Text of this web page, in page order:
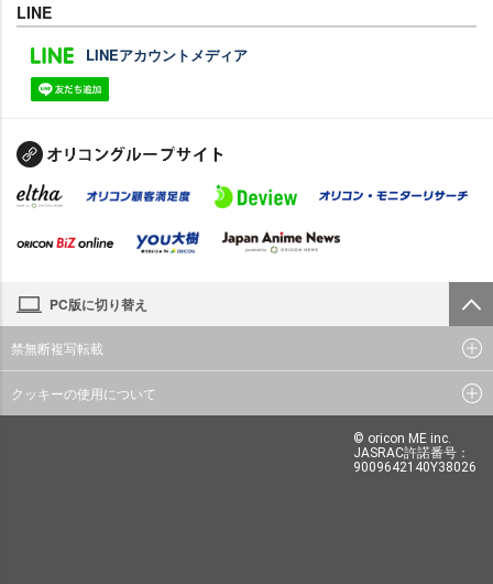
LINE
LINEアカウントメディア
PC版に切り替え
禁無断複写転載
クッキーの使用について
© oricon ME inc.
JASRAC許諾番号：
9009642140Y38026